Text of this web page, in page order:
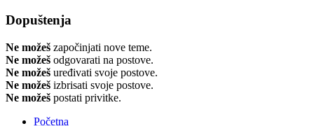
Dopuštenja
Ne možeš započinjati nove teme.
Ne možeš odgovarati na postove.
Ne možeš uređivati svoje postove.
Ne možeš izbrisati svoje postove.
Ne možeš postati privitke.
Početna